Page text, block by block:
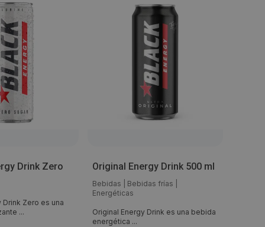
Drink Zero
Drink Zero es una
...
Original Energy Drink 500 ml
Bebidas Bebidas frías
Energéticas
Original Energy Drink es una bebida
energética ...